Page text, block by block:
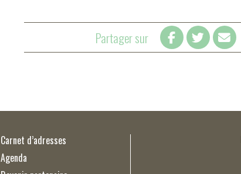
Partager sur
Carnet d’adresses
Agenda